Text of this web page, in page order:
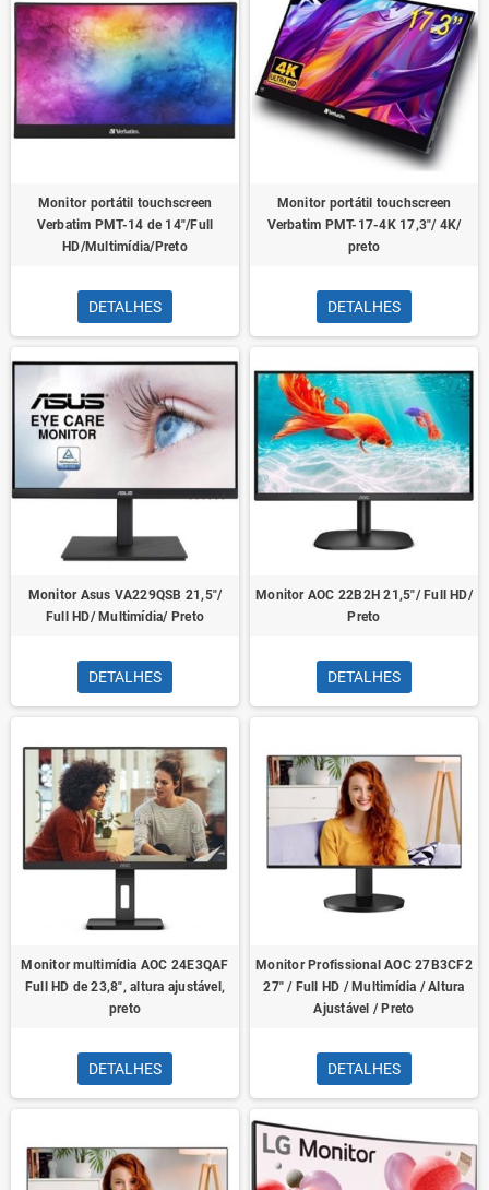
Monitor portátil touchscreen
Verbatim PMT-14 de 14"/Full
HD/Multimídia/Preto
DETALHES
Monitor portátil touchscreen
Verbatim PMT-17-4K 17,3"/ 4K/
preto
DETALHES
Monitor Asus VA229QSB 21,5"/
Full HD/ Multimídia/ Preto
DETALHES
Monitor AOC 22B2H 21,5"/ Full HD/
Preto
DETALHES
Monitor multimídia AOC 24E3QAF
Full HD de 23,8", altura ajustável,
preto
DETALHES
Monitor Profissional AOC 27B3CF2
27" / Full HD / Multimídia / Altura
Ajustável / Preto
DETALHES